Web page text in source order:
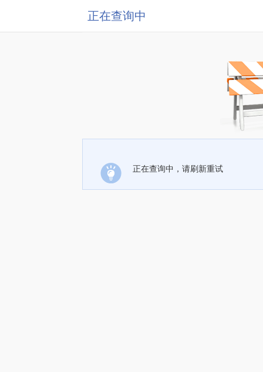
正在查询中
正在查询中，请刷新重试